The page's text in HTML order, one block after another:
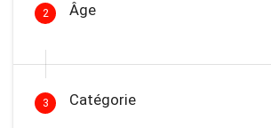
2 Âge
3 Catégorie